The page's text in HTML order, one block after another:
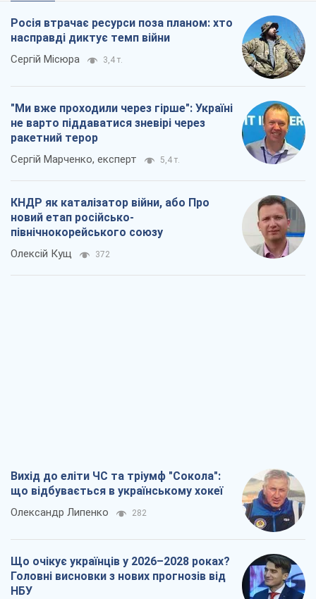
Росія втрачає ресурси поза планом: хто
насправді диктує темп війни
Сергій Місюра 3,4 т.
"Ми вже проходили через гірше": Україні
не варто піддаватися зневірі через
ракетний терор
Сергій Марченко, експерт 5,4 т.
КНДР як каталізатор війни, або Про
новий етап російсько-
північнокорейського союзу
Олексій Кущ 372
Вихід до еліти ЧС та тріумф "Сокола":
що відбувається в українському хокеї
Олександр Липенко 282
Що очікує українців у 2026–2028 роках?
Головні висновки з нових прогнозів від
НБУ